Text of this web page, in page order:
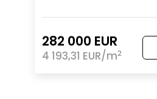
282 000 EUR
4 193,31 EUR/m2